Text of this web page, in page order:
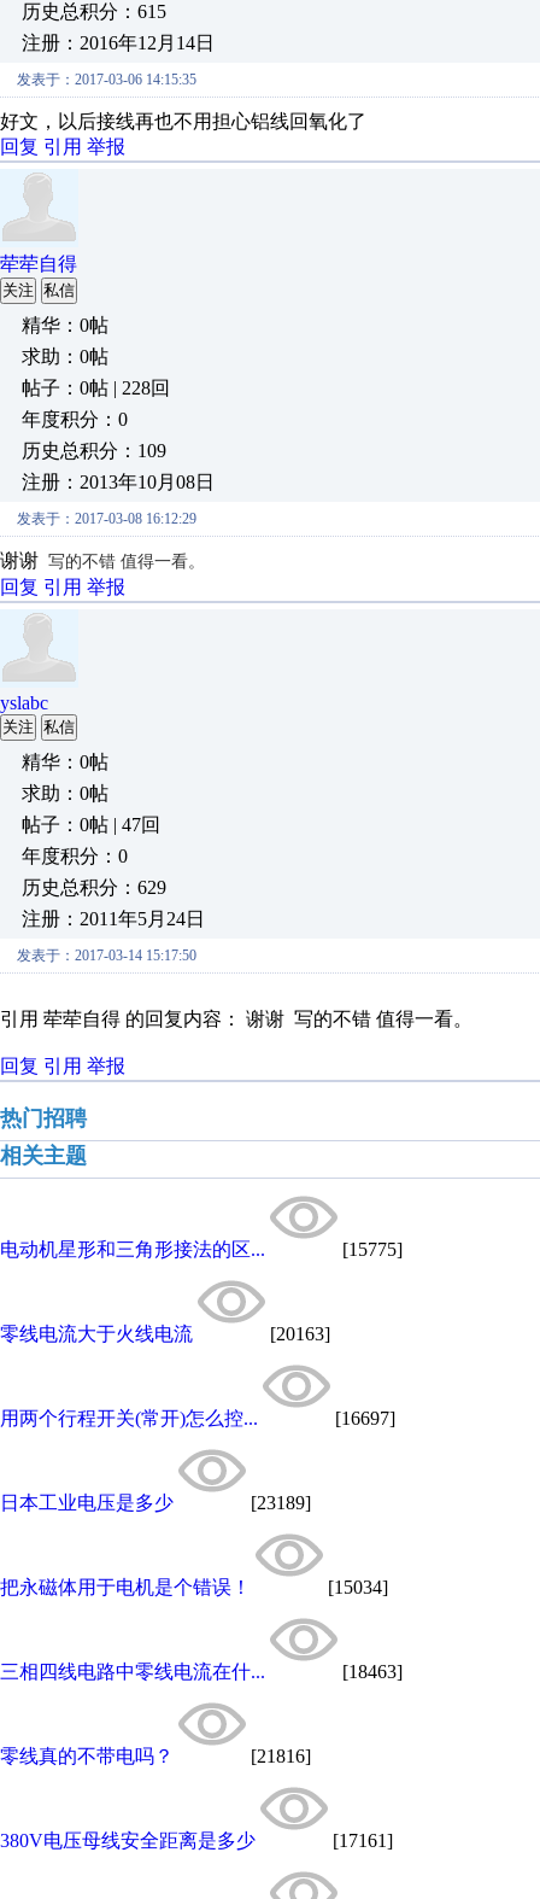
历史总积分：615
注册：2016年12月14日
发表于：2017-03-06 14:15:35
好文，以后接线再也不用担心铝线回氧化了
回复 引用 举报
荦荦自得
关注 私信
精华：0帖
求助：0帖
帖子：0帖 | 228回
年度积分：0
历史总积分：109
注册：2013年10月08日
发表于：2017-03-08 16:12:29
谢谢 写的不错 值得一看。
回复 引用 举报
yslabc
关注 私信
精华：0帖
求助：0帖
帖子：0帖 | 47回
年度积分：0
历史总积分：629
注册：2011年5月24日
发表于：2017-03-14 15:17:50
引用 荦荦自得 的回复内容： 谢谢 写的不错 值得一看。
回复 引用 举报
热门招聘
相关主题
电动机星形和三角形接法的区... [15775]
零线电流大于火线电流 [20163]
用两个行程开关(常开)怎么控... [16697]
日本工业电压是多少 [23189]
把永磁体用于电机是个错误！ [15034]
三相四线电路中零线电流在什... [18463]
零线真的不带电吗？ [21816]
380V电压母线安全距离是多少 [17161]